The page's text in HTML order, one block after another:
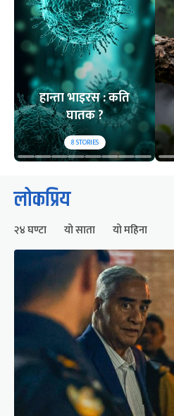
हान्ता भाइरस : कति
घातक ?
8STORIES
लोकप्रिय
२४ घण्टा यो साता यो महिना